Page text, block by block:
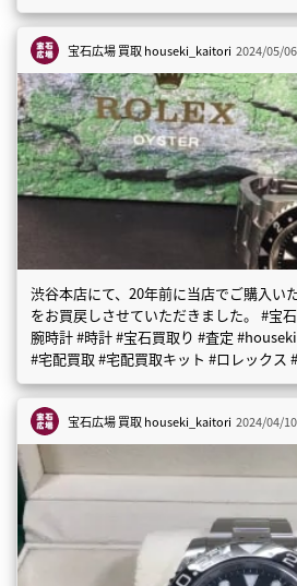
宝石広場 買取houseki_kaitori 2024/05/06
渋谷本店にて、20年前に当店でご購入い
をお買戻しさせていただきました。 #宝
腕時計 #時計 #宝石買取り #査定
#宅配買取 #宅配買取キット #ロレックス
宝石広場 買取houseki_kaitori 2024/04/10